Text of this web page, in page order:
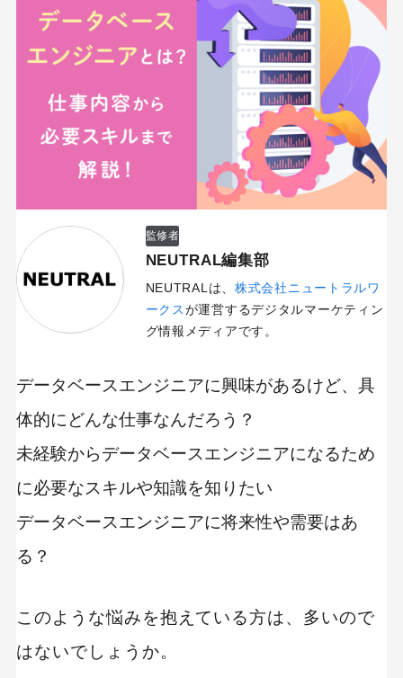
監修者
NEUTRAL編集部
NEUTRALは、 株式会社ニュートラルワ
ークスが運営するデジタルマーケティン
グ情報メディアです。
データベースエンジニアに興味があるけど、具
体的にどんな仕事なんだろう？
未経験からデータベースエンジニアになるため
に必要なスキルや知識を知りたい
データベースエンジニアに将来性や需要はあ
る？
このような悩みを抱えている方は、多いので
はないでしょうか。